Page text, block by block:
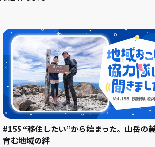
#155 “移住したい”から始まった。山岳の
育む地域の絆